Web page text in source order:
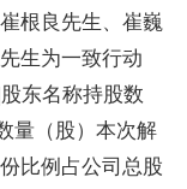
根良先生、崔巍
生为一致行动
东名称持股数
量（股）本次解
比例占公司总股